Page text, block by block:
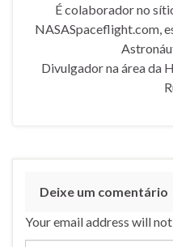
É colaborador no
NASASpaceflight.com,
Divulgador na área da
Deixe um comentário
Your email address will